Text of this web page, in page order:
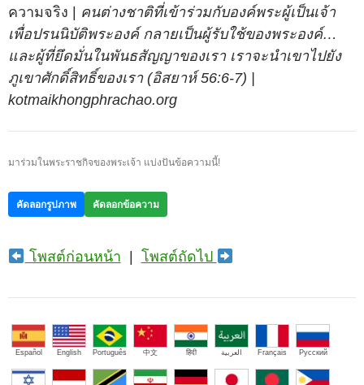
ความจริง | คนต่างชาติที่เข้าร่วมกับองค์พระผู้เป็นเจ้า
เพื่อปรนนิบัติพระองค์ กลายเป็นผู้รับใช้ของพระองค์…
และผู้ที่ยึดมั่นในพันธสัญญาของเรา เราจะนำเขาไปยัง
ภูเขาศักดิ์สิทธิ์ของเรา (อิสยาห์ 56:6-7) |
kotmaikhongphrachao.org
มาร่วมในพระราชกิจของพระเจ้า แบ่งปันข้อความนี้!
คัดลอกรูปภาพ คัดลอกข้อความ
โพสต์ก่อนหน้า โพสต์ถัดไป
Español English Português 中文 हिंदी العربية Français Русский